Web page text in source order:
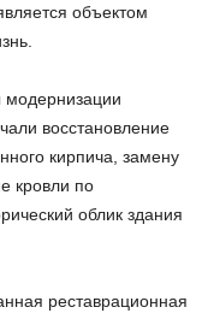
объектом
модернизации
восстановление
кирпича, замену
кровли по
облик здания
реставрационная